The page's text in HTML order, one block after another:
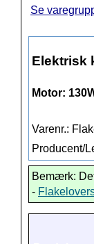
Se
Elektrisk
Motor:
Varenr.:
Producent/
Bemærk:
-